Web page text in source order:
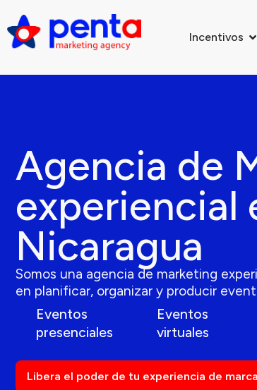
Incentivos
Agencia de
experiencial
Nicaragua
Somos una agencia de marketing
en planificar, organizar y producir
Eventos
presenciales
Eventos
virtuales
Libera el poder de tu experiencia de marca